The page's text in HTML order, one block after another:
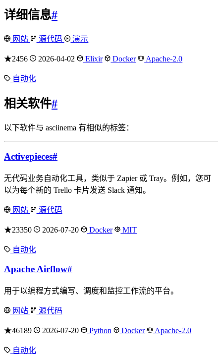
详细信息#
网站 源代码 演示
★2456 2026-04-02 Elixir Docker Apache-2.0
自动化
相关软件#
以下软件与 asciinema 有相似的标签：
Activepieces#
无代码业务自动化工具，类似于 Zapier 或 Tray。例如，您可
以为每个新的 Trello 卡片发送 Slack 通知。
网站 源代码
★23350 2026-07-20 Docker MIT
自动化
Apache Airflow#
用于以编程方式编写、调度和监控工作流的平台。
网站 源代码
★46189 2026-07-20 Python Docker Apache-2.0
自动化